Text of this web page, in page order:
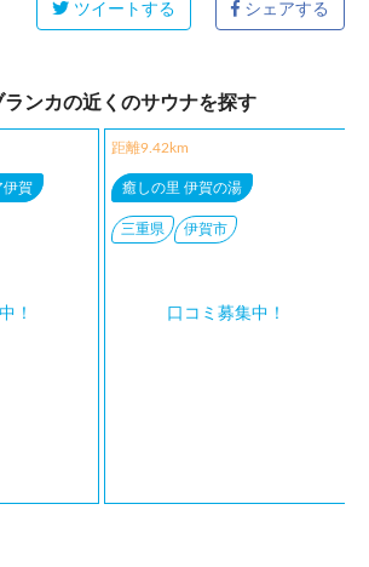
ツイートする シェアする
ンカの近くのサウナを探す
伊賀
！
距離9.42km
癒しの里 伊賀の湯
三重県 伊賀市
口コミ募集中！